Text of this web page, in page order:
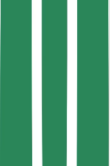
მიიღე
იპოვე შენი